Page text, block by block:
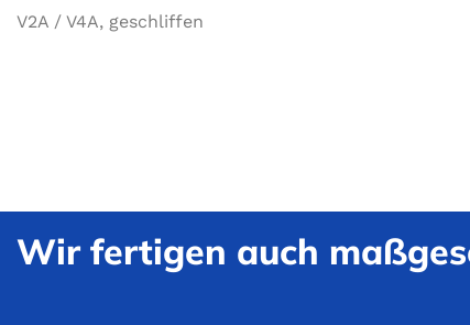
V2A / V4A, geschliffen
Wir fertigen auch